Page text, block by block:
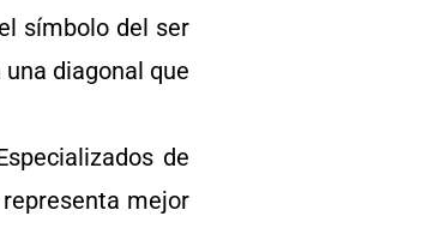
símbolo del ser
diagonal que
de
mejor